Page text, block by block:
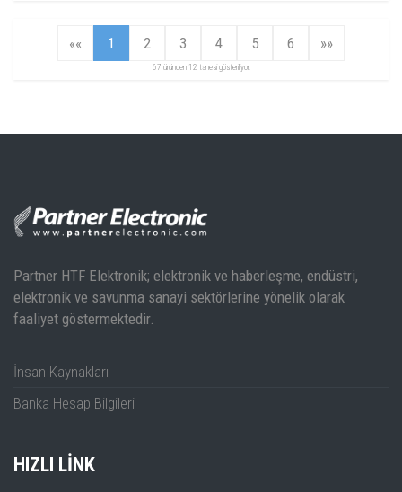
«« 1 2 3 4 5 6 »»
67 üründen 12 tanesi gösteriliyor.
Partner HTF Elektronik; elektronik ve haberleşme, endüstri,
elektronik ve savunma sanayi sektörlerine yönelik olarak
faaliyet göstermektedir.
İnsan Kaynakları
Banka Hesap Bilgileri
HIZLI LINK